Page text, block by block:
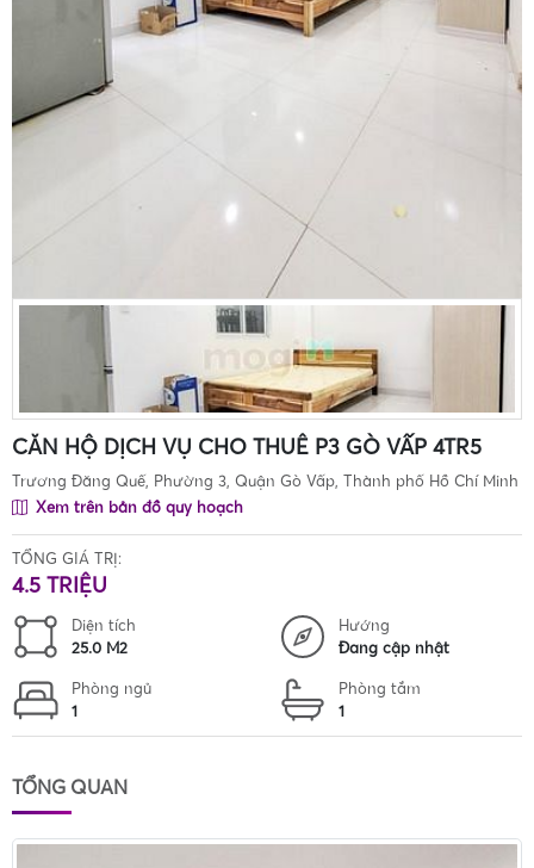
CĂN HỘ DỊCH VỤ CHO THUÊ P3 GÒ VẤP 4TR5
Trương Đăng Quế, Phường 3, Quận Gò Vấp, Thành phố Hồ Chí Minh
Xem trên bản đồ quy hoạch
TỔNG GIÁ TRỊ:
4.5 TRIỆU
Diện tích
25.0 M2
Hướng
Đang cập nhật
Phòng ngủ
1
Phòng tắm
1
TỔNG QUAN